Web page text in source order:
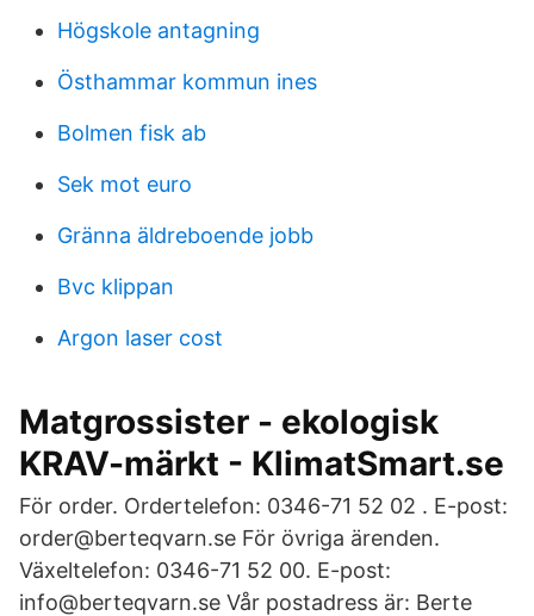
Högskole antagning
Östhammar kommun ines
Bolmen fisk ab
Sek mot euro
Gränna äldreboende jobb
Bvc klippan
Argon laser cost
Matgrossister - ekologisk
KRAV-märkt - KlimatSmart.se
För order. Ordertelefon: 0346-71 52 02 . E-post:
order@berteqvarn.se För övriga ärenden.
Växeltelefon: 0346-71 52 00. E-post:
info@berteqvarn.se Vår postadress är: Berte